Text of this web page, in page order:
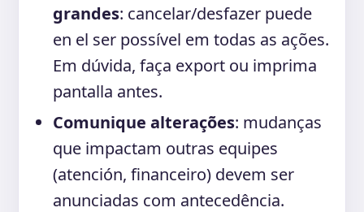
grandes: cancelar/desfazer puede
en el ser possível em todas as ações.
Em dúvida, faça export ou imprima
pantalla antes.
Comunique alterações: mudanças
que impactam outras equipes
(atención, financeiro) devem ser
anunciadas com antecedência.